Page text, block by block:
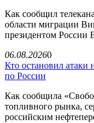
Как сообщил
области миграции
президентом России
06.08.20260
Кто остановил
по России
Как сообщила
топливного рынка,
российским